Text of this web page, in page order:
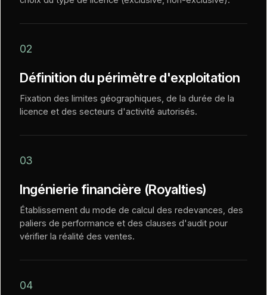
02
Définition du périmètre d'exploitation
Fixation des limites géographiques, de la durée de la
licence et des secteurs d'activité autorisés.
03
Ingénierie financière (Royalties)
Établissement du mode de calcul des redevances, des
paliers de performance et des clauses d'audit pour
vérifier la réalité des ventes.
04